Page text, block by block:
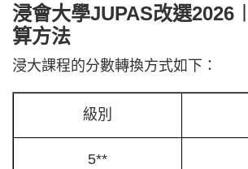
浸會大學JUPAS改選
算方法
浸大課程的分數轉換方式如下：
級別
5**